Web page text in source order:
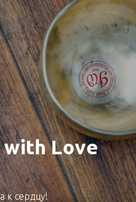
with Love
к сердцу!